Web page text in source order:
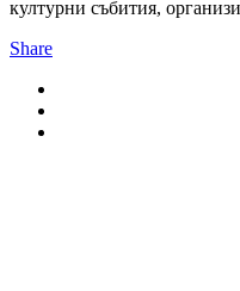
културни събития,
Share